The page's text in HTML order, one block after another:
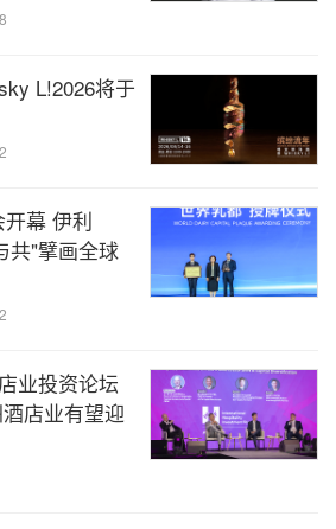
公众号“知消”发布全球消费品、零售、时
子 食品饮料
零售
L!2026将于
幕 伊利
共"擘画全球
业投资论坛
店业有望迎